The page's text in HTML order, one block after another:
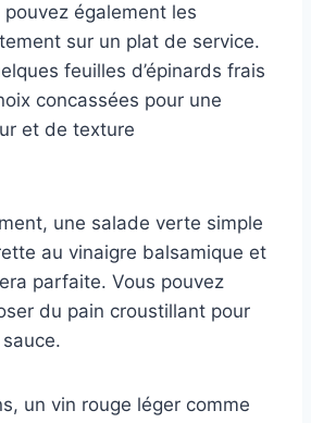
également les
sur un plat de service.
feuilles d’épinards frais
concassées pour une
et de texture
une salade verte simple
au vinaigre balsamique et
parfaite. Vous pouvez
du pain croustillant pour
un vin rouge léger comme